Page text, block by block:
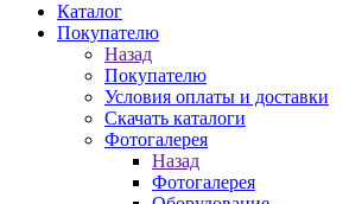
Каталог
Покупателю
Назад
Покупателю
Условия оплаты и доставки
Скачать каталоги
Фотогалерея
Назад
Фотогалерея